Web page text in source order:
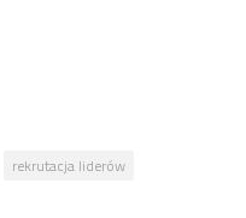
rekrutacja liderów